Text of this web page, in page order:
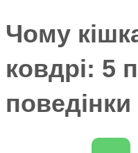
Чому
ковдрі: 5